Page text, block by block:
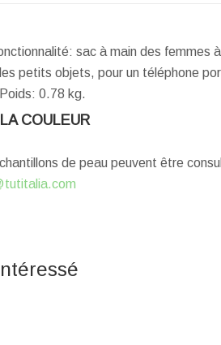
sac à main des femmes
petits objets, pour un téléphone
Poids: 0.78 kg.
COULEUR
de peau peuvent être